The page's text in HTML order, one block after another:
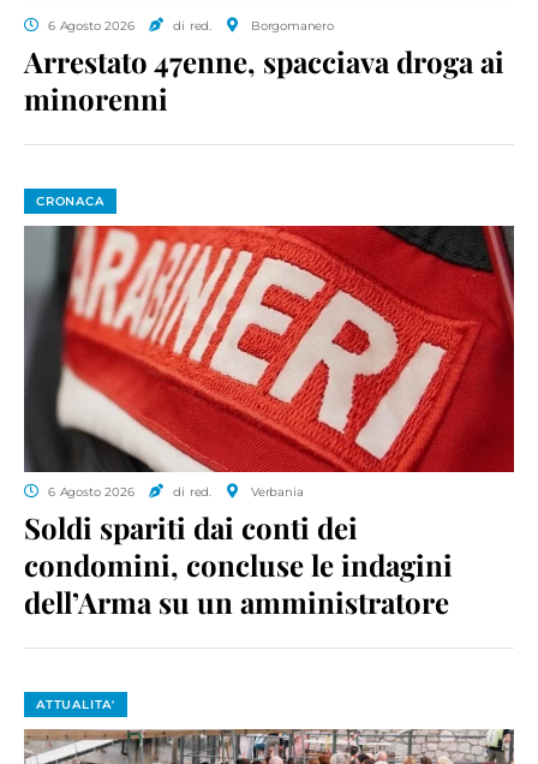
6 Agosto 2026 di red. Borgomanero
Arrestato 47enne, spacciava droga ai
minorenni
CRONACA
6 Agosto 2026 di red. Verbania
Soldi spariti dai conti dei
condomini, concluse le indagini
dell’Arma su un amministratore
ATTUALITA'